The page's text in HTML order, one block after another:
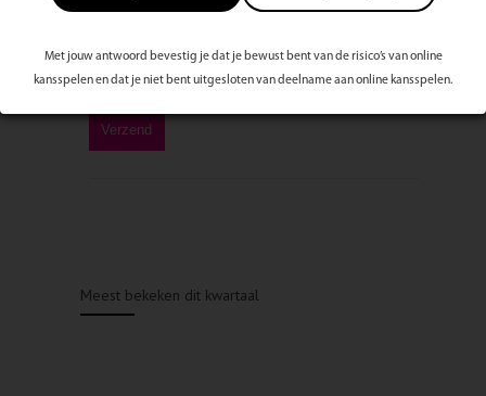
Met jouw antwoord bevestig je dat je bewust bent van de risico’s van online
kansspelen en dat je niet bent uitgesloten van deelname aan online kansspelen.
Meest bekeken dit kwartaal